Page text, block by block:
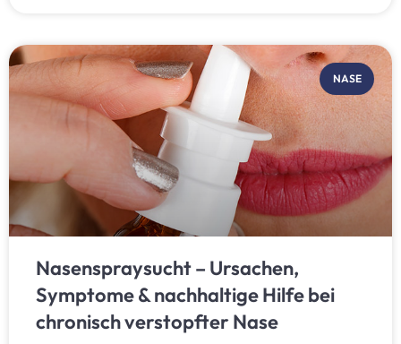
NASE
Nasenspraysucht – Ursachen,
Symptome & nachhaltige Hilfe bei
chronisch verstopfter Nase